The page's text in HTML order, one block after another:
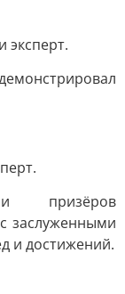
эксперт.
призёров
заслуженными
и достижений.